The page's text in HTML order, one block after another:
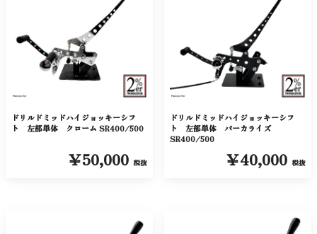
ドリルドミッドハイジョッキーシフ
ト 左部単体 クローム SR400/500
￥50,000 税抜
ドリルドミッドハイジョッキーシフ
ト 左部単体 パーカライズ
SR400/500
￥40,000 税抜